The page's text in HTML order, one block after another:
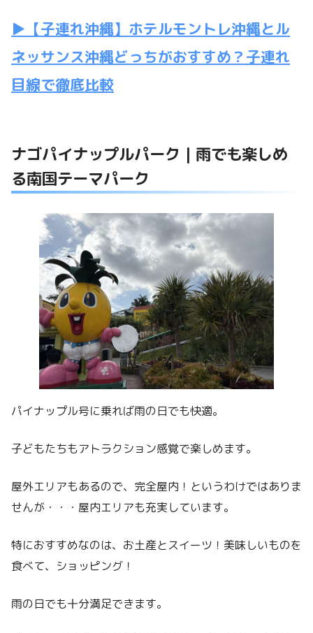
▶【子連れ沖縄】ホテルモントレ沖縄とル
ネッサンス沖縄どっちがおすすめ？子連れ
目線で徹底比較
ナゴパイナップルパーク｜雨でも楽しめ
る南国テーマパーク
パイナップル号に乗れば雨の日でも快適。
子どもたちもアトラクション感覚で楽しめます。
屋外エリアもあるので、完全屋内！というわけではありま
せんが・・・屋内エリアも充実しています。
特におすすめなのは、お土産とスイーツ！美味しいものを
食べて、ショッピング！
雨の日でも十分満足できます。